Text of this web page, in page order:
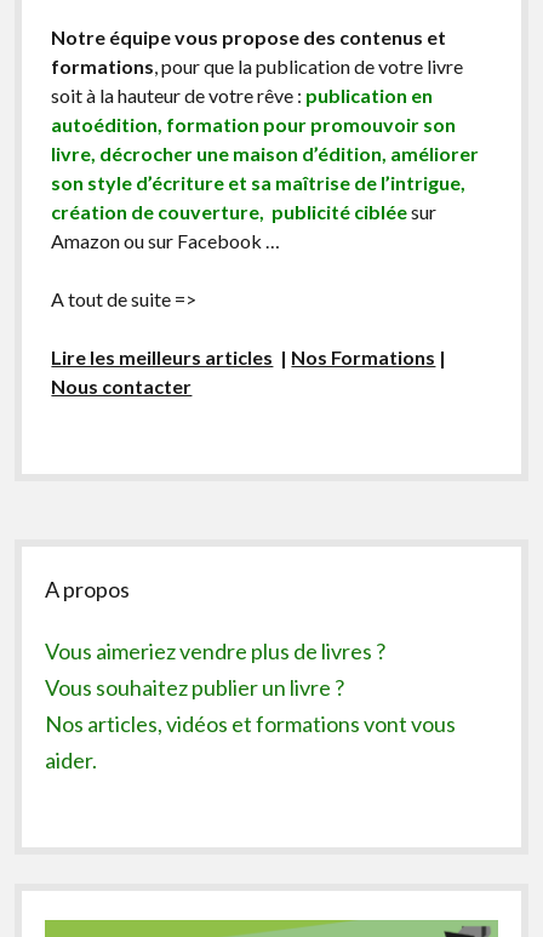
Notre équipe vous propose des contenus et
formations , pour que la publication de votre livre
soit à la hauteur de votre rêve : publication en
autoédition, formation pour promouvoir son
livre, décrocher une maison d’édition, améliorer
son style d’écriture et sa maîtrise de l’intrigue,
création de couverture, publicité cibléesur
Amazon ou sur Facebook …
A tout de suite =>
Lire les meilleurs articles | Nos Formations |
Nous contacter
Sidebar
A propos
Vous aimeriez vendre plus de livres ?
Vous souhaitez publier un livre ?
Nos articles, vidéos et formations vont vous
aider.